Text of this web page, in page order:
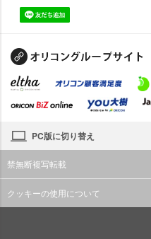
PC版に切り替え
禁無断複写転載
クッキーの使用について